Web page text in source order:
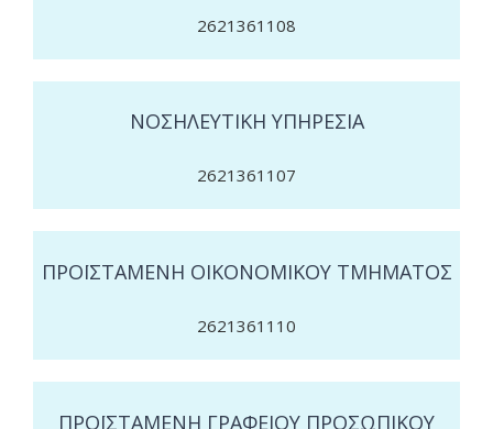
2621361108
ΝΟΣΗΛΕΥΤΙΚΗ ΥΠΗΡΕΣΙΑ
2621361107
ΠΡΟΪΣΤΑΜΕΝΗ ΟΙΚΟΝΟΜΙΚΟΥ ΤΜΗΜΑΤΟΣ
2621361110
ΠΡΟΪΣΤΑΜΕΝΗ ΓΡΑΦΕΙΟΥ ΠΡΟΣΩΠΙΚΟΥ